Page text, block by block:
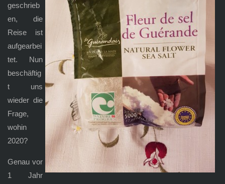
geschrieb
en, die
Reise ist
aufgearbei
tet. Nun
beschäftig
t uns
wieder die
Frage,
wohin
2020?
Genau vor
1 Jahr